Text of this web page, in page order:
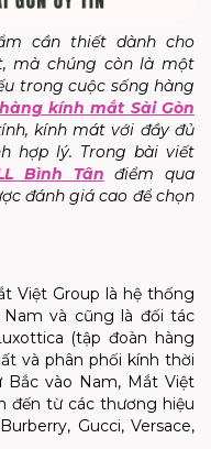
cần thiết dành cho
mà chúng còn là một
trong cuộc sống hàng
kính mắt Sài Gòn
kính mát với đầy đủ
hợp lý. Trong bài viết
Bình Tân điểm qua
đánh giá cao để chọn
Việt Group là hệ thống
và cũng là đối tác
(tập đoàn hàng
và phân phối kính thời
Bắc vào Nam, Mắt Việt
đến từ các thương hiệu
Gucci, Versace,